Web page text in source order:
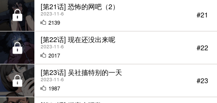
[第21话] 恐怖的网吧（2）
2023-11-6
2139
#21
[第22话] 现在还没出来呢
2023-11-6
2017
#22
[第23话] 吴社搐特别的一天
2023-11-6
1987
#23